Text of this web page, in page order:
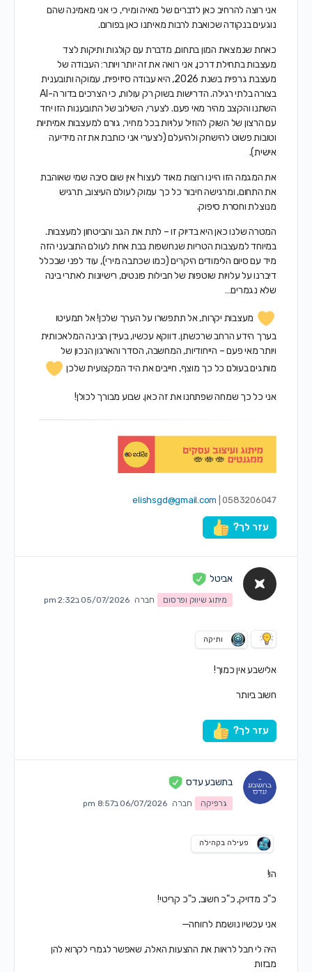
אני רוצה להרחיב כאן לדברים של מאיה ומירי, כי אני מאמינה שהם
נוגעים בנקודה שכואבת לרבות מאיתנו כאן בפורום.
כאחת שנמצאת המון בתחום, מדברת עם קולגות ותיקות לצד
מעצבות בתחילת דרכן, אני רואה את זה יותר ויותר: העבודה של
מעצבת גרפית בשנת 2026, היא עבודה סיזיפית, עמוקה ותובענית
בצורה בלתי רגילה. הדרישות בשוק רק עולות, כי הצרכים בדור ה-AI
השתנו והקצב מהיר מאי פעם. לצערי, השילוב של התובענות הזו יחד
עם הרצון של השוק להוזיל עלויות בכל מחיר, גורם למעצבות אמיתיות
וטובות פשוט להישחק ולהיעלם (לצערי אני כותבת את זה מידיעה
אישית).
את המגמה הזו היינו רוצות מאוד לעצור! אין שום סיבה שמי שאוהבת
את התחום, ומרגישה חיבור כל כך עמוק לעולם העיצוב, תרגיש
מנוצלת וחסרת סיפוק.
המטרה שלנו כאן היא בדיוק זו – לתת את הגב והביטחון למעצבות.
במיוחד למעצבות הטריות שנחשפות בבת אחת לעולם התובעני הזה
מיד עם סיום הלימודים היקרים (כמו שכתבה מירי), עוד לפני שבכלל
דיברנו על עלויות שוטפות של חבילות פונטים, רישיונות לאתרי בינה
שלא נגמרים…
מעצבות יקרות, אל תתפשרו על הערך שלכן! אל תמעיטו
בערך הידע הרחב שרכשתן. דווקא עכשיו, בעידן הבינה המלאכותית
ויותר מאי פעם – הייחודיות, המחשבה, הסדר והארגון הנכון של
מותגים בעולם כל כך מוצף, חייבים את היד המקצועית שלכן
אני כל כך שמחה שפתחנו את זה כאן. שבוע מבורך לכולן!
0583206047 |
elishsgd@gmail.com
עזר לך?
אביטל
מיתוג שיווק ופרסום חברה 05/07/2026 ב2:32 pm
ותיקה
אלישבע אין כמוך!
חשוב ביותר
עזר לך?
בתשבע עדס
גרפיקה חברה 06/07/2026 ב8:57 pm
פעילה בקהילה
הו!
כ"כ מדויק, כ"כ חשוב, כ"כ קריטי!
אני עכשיו נושמת לרווחה—
היה לי חבל לראות את ההצעות האלה, שאפשר לגמרי לקרוא להן
מבזות